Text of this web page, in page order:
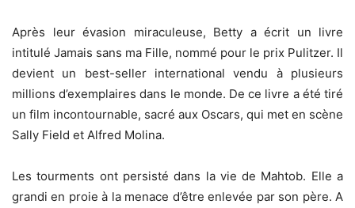
Après leur évasion miraculeuse, Betty a écrit un livre
intitulé Jamais sans ma Fille, nommé pour le prix Pulitzer. Il
devient un best-seller international vendu à plusieurs
millions d’exemplaires dans le monde. De ce livre a été tiré
un film incontournable, sacré aux Oscars, qui met en scène
Sally Field et Alfred Molina.
Les tourments ont persisté dans la vie de Mahtob. Elle a
grandi en proie à la menace d’être enlevée par son père. A